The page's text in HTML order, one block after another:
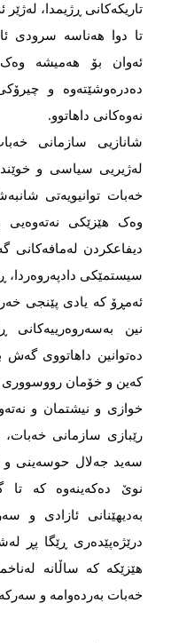
تاریکەکانی ڕژیمدا، لەژێر
تا دوا هەناسە سرودی
ئەوان بۆ هەمیشە وەک
دەدرەوشێتەوە و چیرۆکی
نەوەکانی داهاتوو.
شانازیی سازمانی خەبات
لەژیریی سیاسی و
خەبات توانیویەتی
وەک هێزێکی نەتەوەیی
دیفاعکردن لەمافەکانی
سیستمێکی دادپەروەردا،
ئەمڕۆ کە یادی پێنجی
نین بەسەروەرییەکانی
دەتوانین داهاتووی گەش
کەین و خۆمان
خوازی و نیشتمان و
رێبازی سازمانی خەبات،
سەید جەلال حوسەینی
نوێ دەکەینەوە کە تا
بەدیهێنانی ئازادی و
درێژەپێدەری ڕێگا پڕ
هێزێکە کە ساڵانە
خەبات بەردەوامە و